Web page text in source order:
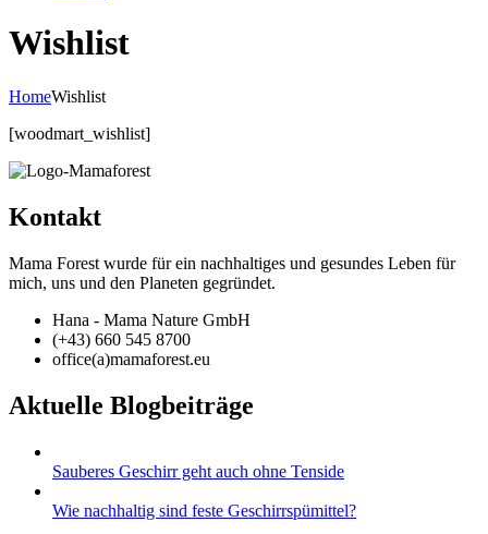
Wishlist
HomeWishlist
[woodmart_wishlist]
Kontakt
Mama Forest wurde für ein nachhaltiges und gesundes Leben für
mich, uns und den Planeten gegründet.
Hana - Mama Nature GmbH
(+43) 660 545 8700
office(a)mamaforest.eu
Aktuelle Blogbeiträge
Sauberes Geschirr geht auch ohne Tenside
Wie nachhaltig sind feste Geschirrspümittel?